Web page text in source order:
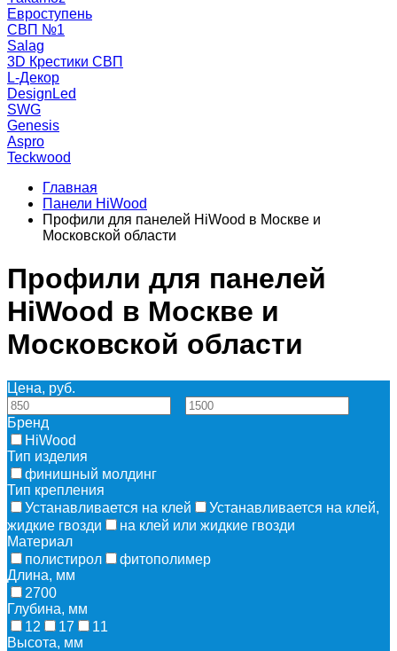
Евроступень
СВП №1
Salag
3D Крестики СВП
L-Декор
DesignLed
SWG
Genesis
Aspro
Teckwood
Главная
Панели HiWood
Профили для панелей HiWood в Москве и
Московской области
Профили для панелей
HiWood в Москве и
Московской области
Цена, руб.
Бренд
HiWood
Тип изделия
финишный молдинг
Тип крепления
Устанавливается на клей
Устанавливается на клей,
жидкие гвозди
на клей или жидкие гвозди
Материал
полистирол
фитополимер
Длина, мм
2700
Глубина, мм
12
17
11
Высота, мм